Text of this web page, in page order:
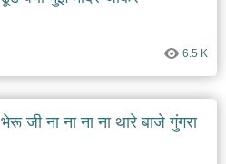
6.5 K
भेरू जी ना ना ना ना थारे बाजे गुंगरा